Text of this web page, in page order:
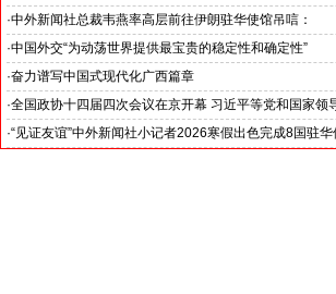
·中外新闻社总裁韦燕率高层前往伊朗驻华使馆吊唁：
对哈梅内伊最高领袖遇难表示沉痛哀悼
·中国外交“为动荡世界提供最宝贵的稳定性和确定性”
王毅外长记者会勾勒出中国与世界互动新方位
·奋力谱写中国式现代化广西篇章
--中外新闻社2026全国两会报道之三
·全国政协十四届四次会议在京开幕 习近平等党和国家领
--中外新闻社2026全国两会报道之一
·“见证友谊”中外新闻社小记者2026寒假出色完成8国驻